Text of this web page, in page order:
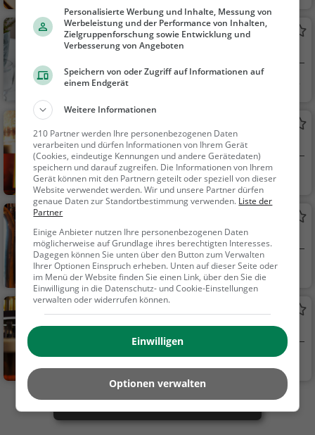
eizerisch, Regionalkü
che, Mittagessen, Ab
endessen
Landgasthof Werdenberg
Restaurant in Werdenberg
Werdenberg, Sch
Bar in Werdenberg
Werdenberg, Sch
weiz
Bar, Bier, Wein, Sn
acks / Getränke
Bar in Buchs SG
Buchs SG, Schweiz
Bar, Biergarten, R
estaurant, Bier, Wein,
eutsch, Mittagessen,
Regionalküche, Aben
Retro Bar
Bar in Buchs SG
Buchs SG, Schweiz
Bar, Bier, Wein, Sn
Mehr Gaststätten in Buchs SG finden
Personalisierte Werbung und Inhalte, Messung von
Werbeleistung und der Performance von Inhalten,
Zielgruppenforschung sowie Entwicklung und
Verbesserung von Angeboten
Speichern von oder Zugriff auf Informationen auf
einem Endgerät
Weitere Informationen
210 Partner werden Ihre personenbezogenen Daten
verarbeiten und dürfen Informationen von Ihrem Gerät
(Cookies, eindeutige Kennungen und andere Gerätedaten)
speichern und darauf zugreifen. Die Informationen von Ihrem
Gerät können mit den Partnern geteilt oder speziell von dieser
Website verwendet werden. Wir und unsere Partner dürfen
genaue Daten zur Standortbestimmung verwenden. Liste der
Partner
Einige Anbieter nutzen Ihre personenbezogenen Daten
möglicherweise auf Grundlage ihres berechtigten Interesses.
Dagegen können Sie unten über den Button zum Verwalten
Ihrer Optionen Einspruch erheben. Unten auf dieser Seite oder
im Menü der Website finden Sie einen Link, über den Sie die
Einwilligung in die Datenschutz- und Cookie-Einstellungen
verwalten oder widerrufen können.
Einwilligen
Optionen verwalten